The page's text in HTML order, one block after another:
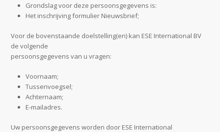
Grondslag voor deze persoonsgegevens is:
Het inschrijving formulier Nieuwsbrief;
Voor de bovenstaande doelstelling(en) kan ESE International BV
de volgende
persoonsgegevens van u vragen:
Voornaam;
Tussenvoegsel;
Achternaam;
E-mailadres.
Uw persoonsgegevens worden door ESE International